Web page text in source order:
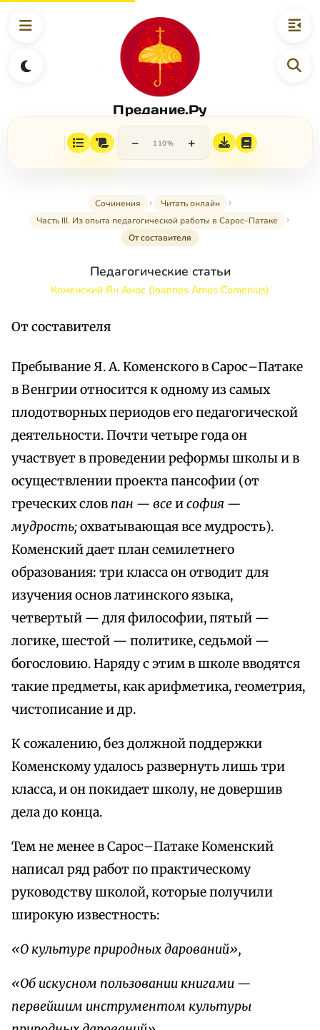
Предание.Ру
− 110% +
Сочинения
Читать онлайн
Часть III. Из опыта педагогической работы в Сарос–Патаке
От составителя
Педагогические статьи
Коменский Ян Амос (Ioannes Amos Comenius)
От составителя
Пребывание Я. А. Коменского в Сарос–Патаке
в Венгрии относится к одному из самых
плодотворных периодов его педагогической
деятельности. Почти четыре года он
участвует в проведении реформы школы и в
осуществлении проекта пансофии (от
греческих слов пан — всеисофия —
мудрость;охватывающая все мудрость).
Коменский дает план семилетнего
образования: три класса он отводит для
изучения основ латинского языка,
четвертый — для философии, пятый —
логике, шестой — политике, седьмой —
богословию. Наряду с этим в школе вводятся
такие предметы, как арифметика, геометрия,
чистописание и др.
К сожалению, без должной поддержки
Коменскому удалось развернуть лишь три
класса, и он покидает школу, не довершив
дела до конца.
Тем не менее в Сарос–Патаке Коменский
написал ряд работ по практическому
руководству школой, которые получили
широкую известность:
«О культуре природных дарований»,
«Об искусном пользовании книгами —
первейшим инструментом культуры